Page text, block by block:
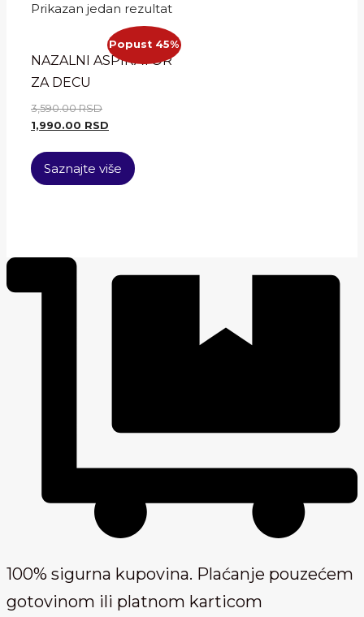
Prikazan jedan rezultat
Popust 45%
NAZALNI ASPIRATOR
ZA DECU
3,590.00RSD
1,990.00 RSD
Saznajte više
100% sigurna kupovina. Plaćanje pouzećem
gotovinom ili platnom karticom